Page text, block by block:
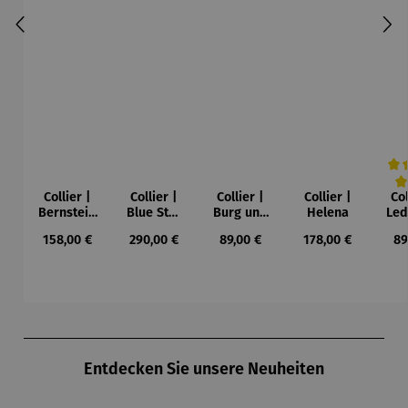
Collier |
Bernstein
Mond und
Regulärer Preis:
158,00 €
Collier |
Blue Star
Waszak
Regulärer Preis:
290,00 €
Collier |
Burg und
Paul Klee
Regulärer Preis:
89,00 €
Collier |
Helena
Regulärer Preis:
178,00 €
Entdecken Sie unsere Neuheiten